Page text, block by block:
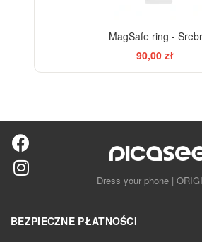
MagSafe ring -
90,00 zł
Dress your phone |
BEZPIECZNE PŁATNOŚCI